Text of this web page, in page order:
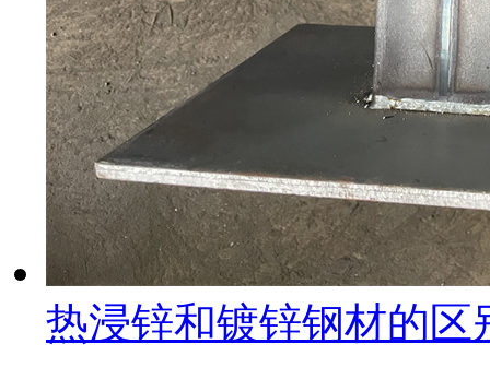
热浸锌和镀锌钢材的区